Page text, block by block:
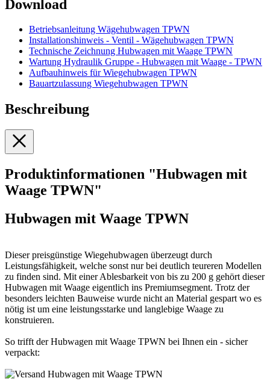
Download
Betriebsanleitung Wägehubwagen TPWN
Installationshinweis - Ventil - Wägehubwagen TPWN
Technische Zeichnung Hubwagen mit Waage TPWN
Wartung Hydraulik Gruppe - Hubwagen mit Waage - TPWN
Aufbauhinweis für Wiegehubwagen TPWN
Bauartzulassung Wiegehubwagen TPWN
Beschreibung
Produktinformationen "Hubwagen mit
Waage TPWN"
Hubwagen mit Waage TPWN
Dieser preisgünstige Wiegehubwagen überzeugt durch
Leistungsfähigkeit, welche sonst nur bei deutlich teureren Modellen
zu finden sind. Mit einer Ablesbarkeit von bis zu 200 g gehört dieser
Hubwagen mit Waage eigentlich ins Premiumsegment. Trotz der
besonders leichten Bauweise wurde nicht an Material gespart wo es
nötig ist um eine leistungsstarke und langlebige Waage zu
konstruieren.
So trifft der Hubwagen mit Waage TPWN bei Ihnen ein - sicher
verpackt: